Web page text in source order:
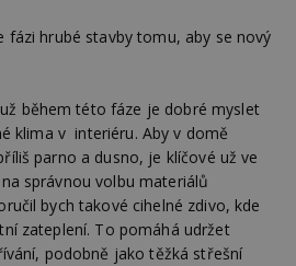
fázi hrubé stavby tomu, aby se nový
během této fáze je dobré myslet
klima v interiéru. Aby v domě
parno a dusno, je klíčové už ve
správnou volbu materiálů
bych takové cihelné zdivo, kde
zateplení. To pomáhá udržet
podobně jako těžká střešní